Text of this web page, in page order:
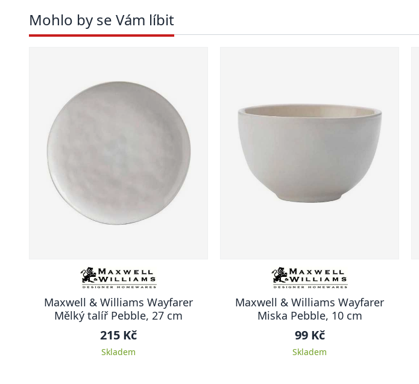
Mohlo by se Vám líbit
Maxwell & Williams Wayfarer
Mělký talíř Pebble, 27 cm
215 Kč
Skladem
Maxwell & Williams Wayfarer
Miska Pebble, 10 cm
99 Kč
Skladem